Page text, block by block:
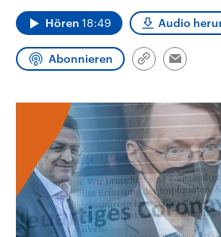
und Kandidaten der anstehenden
Wahl.
Hören 18:49 Audio
Abonnieren
Link
Email